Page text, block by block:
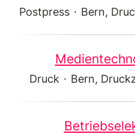
Postpress · Bern,
Druck · Bern,